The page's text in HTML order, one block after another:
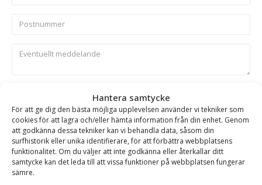
Hantera samtycke
För att ge dig den bästa möjliga upplevelsen använder vi tekniker som
cookies för att lagra och/eller hämta information från din enhet. Genom
att godkänna dessa tekniker kan vi behandla data, såsom din
surfhistorik eller unika identifierare, för att förbättra webbplatsens
funktionalitet. Om du väljer att inte godkänna eller återkallar ditt
samtycke kan det leda till att vissa funktioner på webbplatsen fungerar
sämre.
Se alla produkter inom samma kategori
Entreprenadgripar